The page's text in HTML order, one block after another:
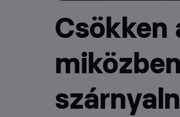
Csökken